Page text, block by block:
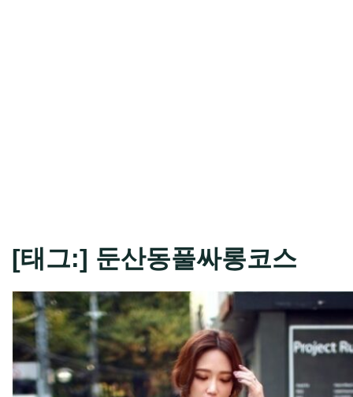
[태그:] 둔산동풀싸롱코스